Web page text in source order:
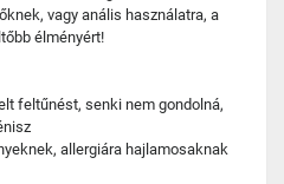
vagy anális használatra, a
élményért!
feltűnést, senki nem gondolná,
allergiára hajlamosaknak